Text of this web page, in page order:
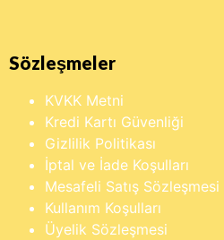
Sözleşmeler
KVKK Metni
Kredi Kartı Güvenliği
Gizlilik Politikası
İptal ve İade Koşulları
Mesafeli Satış Sözleşmesi
Kullanım Koşulları
Üyelik Sözleşmesi